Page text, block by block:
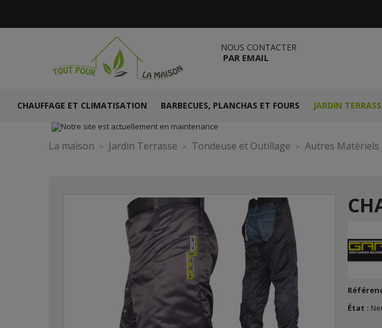
NOUS CONTACTER
PAR EMAIL
CHAUFFAGE ET CLIMATISATION BARBECUES, PLANCHAS ET FOURS JARDIN
La maison Jardin Terrasse Tondeuse et Outillage Autres Matériels
État :